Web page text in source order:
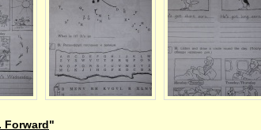
Forward"